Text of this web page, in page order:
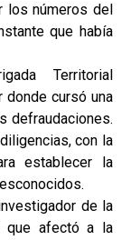
los números del
que había
Territorial
donde cursó una
defraudaciones.
con la
establecer la
de la
que afectó a la